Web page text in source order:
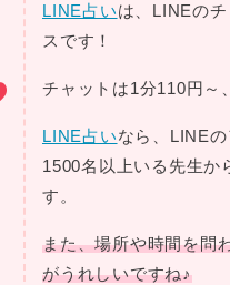
LINE占いは、LINEの
スです！
チャットは1分110円～
LINE占いなら、LINE
1500名以上いる先生か
す。
また、場所や時間を問
がうれしいですね♪